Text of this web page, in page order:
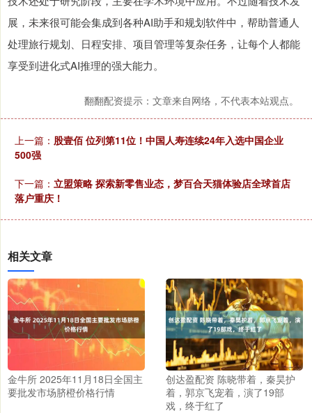
展，未来很可能会集成到各种AI助手和规划软件中，帮助普通人
处理旅行规划、日程安排、项目管理等复杂任务，让每个人都能
享受到进化式AI推理的强大能力。
翻翻配资提示：文章来自网络，不代表本站观点。
上一篇： 股壹佰 位列第11位！中国人寿连续24年入选中国企业
500强
下一篇： 立盟策略 探索新零售业态，梦百合天猫体验店全球首店
落户重庆！
相关文章
金牛所 2025年11月18日全国主
要批发市场脐橙价格行情
创达盈配资 陈晓带着，秦昊护
着，郭京飞宠着，演了19部
戏，终于红了